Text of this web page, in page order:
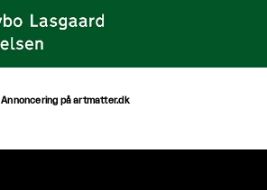
Annoncering på artmatter.dk